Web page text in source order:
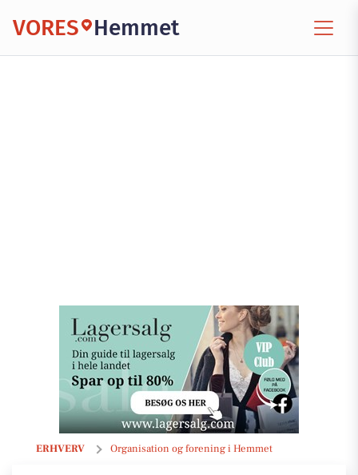
VORES Hemmet
ERHVERV Organisation og forening i Hemmet
Bjerregårdsvejs Pumpelaug